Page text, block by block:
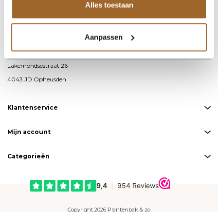
Alles toestaan
Aanpassen
085 – 487 19 00
BTW-nummer: NL860691871B01
Lakemondsestraat 26
4043 JD Opheusden
Klantenservice
Mijn account
Categorieën
Copyright 2026 Plantenbak & zo